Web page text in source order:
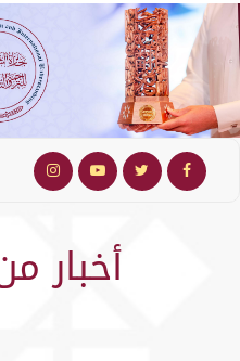
أخبار